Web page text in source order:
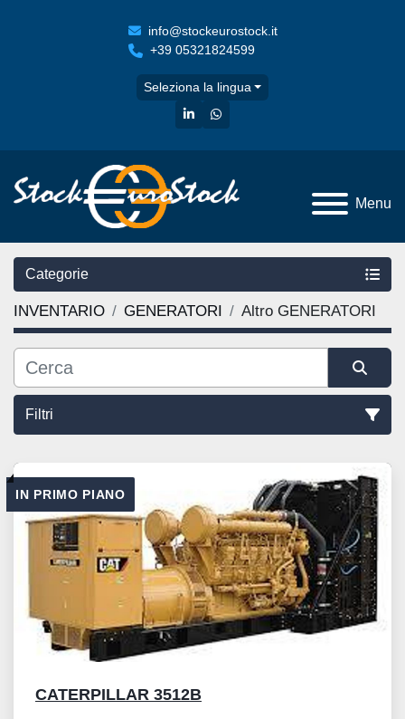
info@stockeurostock.it
+39 05321824599
Seleziona la lingua
linkedinwhatsapp
Menu
Categorie
INVENTARIO GENERATORI Altro GENERATORI
Filtri
IN PRIMO PIANO
CATERPILLAR 3512B